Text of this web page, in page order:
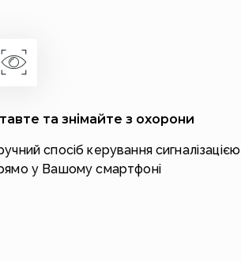
та знімайте з охорони
спосіб керування сигналізацією
у Вашому смартфоні